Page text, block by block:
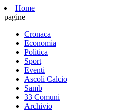
Home
pagine
Cronaca
Economia
Politica
Sport
Eventi
Ascoli Calcio
Samb
33 Comuni
Archivio